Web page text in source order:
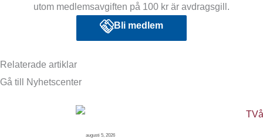
utom medlemsavgiften på 100 kr är avdragsgill.
Bli medlem
Relaterade artiklar
Gå till Nyhetscenter
augusti 5, 2026